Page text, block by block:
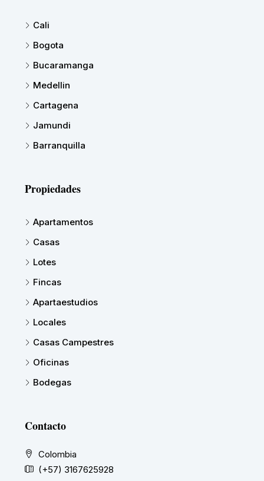
Cali
Bogota
Bucaramanga
Medellin
Cartagena
Jamundi
Barranquilla
Propiedades
Apartamentos
Casas
Lotes
Fincas
Apartaestudios
Locales
Casas Campestres
Oficinas
Bodegas
Contacto
Colombia
(+57) 3167625928